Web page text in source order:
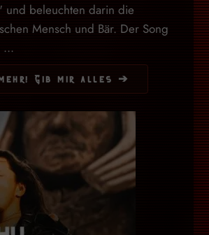
und beleuchten darin die
Mensch und Bär. Der Song
...
Gib mir alles ➔